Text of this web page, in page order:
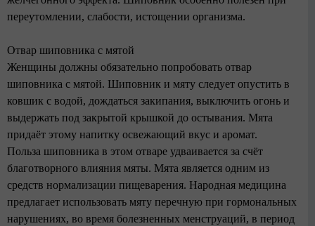
переутомлении, слабости, истощении организма.
Отвар шиповника с мятой
Женщины должны обязательно попробовать отвар
шиповника с мятой. Шиповник и мяту следует опустить в
ковшик с водой, дождаться закипания, выключить огонь и
выдержать под закрытой крышкой до остывания. Мята
придаёт этому напитку освежающий вкус и аромат.
Польза шиповника в этом отваре удваивается за счёт
благотворного влияния мяты. Мята является одним из
средств нормализации пищеварения. Народная медицина
предлагает использовать мяту перечную при гормональных
нарушениях, во время болезненных менструаций, в период